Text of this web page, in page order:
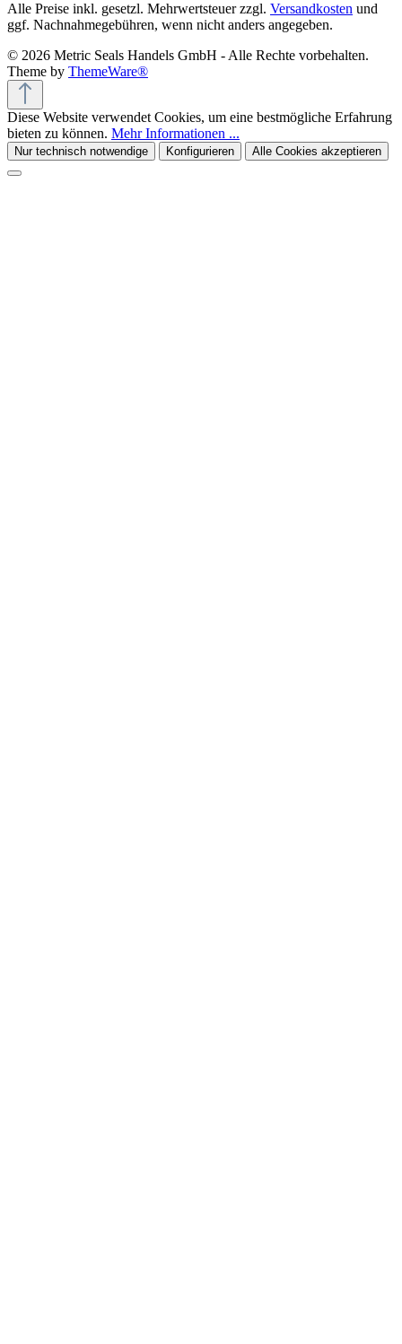
Alle Preise inkl. gesetzl. Mehrwertsteuer zzgl. Versandkosten und
ggf. Nachnahmegebühren, wenn nicht anders angegeben.
© 2026 Metric Seals Handels GmbH - Alle Rechte vorbehalten.
Theme by ThemeWare®
Diese Website verwendet Cookies, um eine bestmögliche Erfahrung
bieten zu können. Mehr Informationen ...
Nur technisch notwendige Konfigurieren Alle Cookies akzeptieren